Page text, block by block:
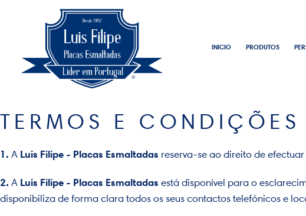
INICIO PRODUTOS
TERMOS E CONDIÇÕES
1. A Luis Filipe - Placas Esmaltadas reserva-se ao direito de
2. A Luis Filipe - Placas Esmaltadas está disponível para o
disponibiliza de forma clara todos os seus contactos telefónicos e